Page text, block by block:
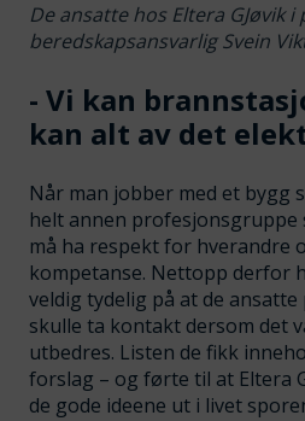
De ansatte hos Eltera GJøvik
beredskapsansvarlig Svein
- Vi kan
kan alt av det
Når man jobber med et bygg
helt annen profesjonsgruppe
må ha respekt for hverandre
kompetanse. Nettopp derfor
veldig tydelig på at de
skulle ta kontakt dersom det
utbedres. Listen de fikk
forslag – og førte til at Eltera
de gode ideene ut i livet